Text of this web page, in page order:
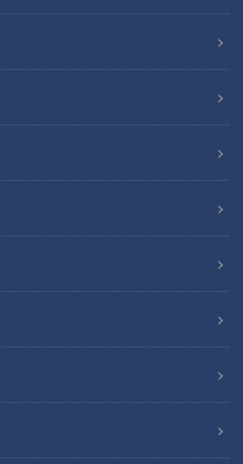
ーメン」
外から流れてくると、もうた
夜な「屋台ラーメン」がやっ
る。